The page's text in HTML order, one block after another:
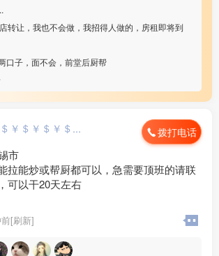
转让，我也不会做，我招得人做的，房租即将到
口子，面不会，前堂后厨帮
＄￥＄￥＄￥＄... 拨打电话
市
拉能炒或帮厨都可以，急需要顶班的请联
可以干20天左右
[刷新]